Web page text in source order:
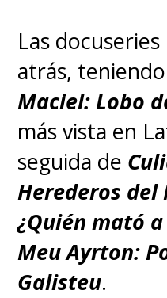
La dolorosa
con su
este 13 de
streaming
pueden revivir
temporada.
episodios
21:00 horas
Las
atrás,
Maciel: Lobo
más vista en
seguida de
Herederos del
¿Quién mató
Meu Ayrton:
Galisteu.